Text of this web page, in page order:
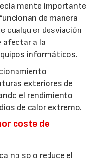
importante
de manera
cualquier desviación
afectar a la
informáticos.
exteriores de
el rendimiento
de calor extremo.
coste de
no solo reduce el